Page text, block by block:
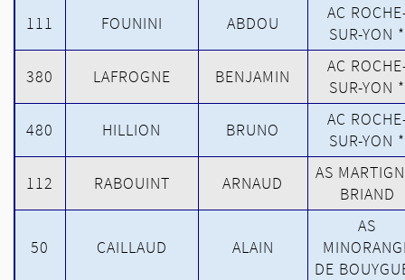
111 FOUNINI ABDOU
AC
SUR-YON *
380 LAFROGNE BENJAMIN
AC
SUR-YON *
480 HILLION BRUNO
AC
SUR-YON *
112 RABOUINT ARNAUD
AS
BRIAND
50 CAILLAUD ALAIN
AS
DE